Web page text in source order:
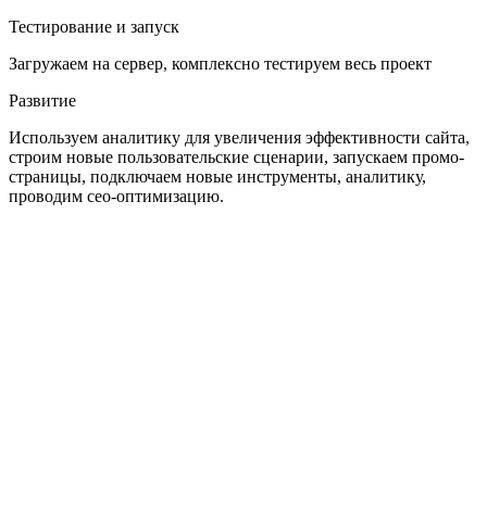
Тестирование и запуск
Загружаем на сервер, комплексно тестируем весь проект
Развитие
Используем аналитику для увеличения эффективности сайта,
строим новые пользовательские сценарии, запускаем промо-
страницы, подключаем новые инструменты, аналитику,
проводим сео-оптимизацию.